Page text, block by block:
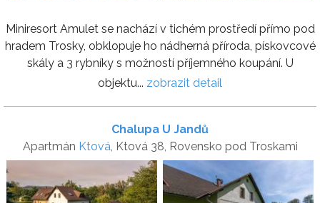
Miniresort Amulet se nachází v tichém prostředí přímo pod
hradem Trosky, obklopuje ho nádherná příroda, pískovcové
skály a 3 rybníky s možností příjemného koupání. U
objektu... zobrazit detail
Chalupa U Jandů
Apartmán Ktová, Ktová 38, Rovensko pod Troskami